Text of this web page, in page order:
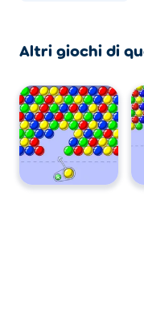
Altri giochi di